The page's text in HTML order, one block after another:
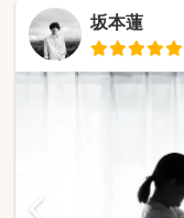
坂本蓮